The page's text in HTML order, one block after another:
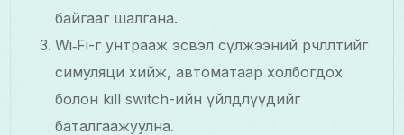
байгааг шалгана.
Wi‑Fi-г унтрааж эсвэл сүлжээний өөрчлөлтийг
симуляци хийж, автоматаар холбогдох
болон kill switch-ийн үйлдлүүдийг
баталгаажуулна.